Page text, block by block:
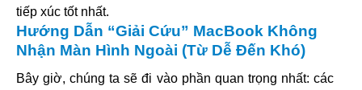
tiếp xúc tốt nhất.
Hướng Dẫn “Giải Cứu” MacBook Không
Nhận Màn Hình Ngoài (Từ Dễ Đến Khó)
Bây giờ, chúng ta sẽ đi vào phần quan trọng nhất: các